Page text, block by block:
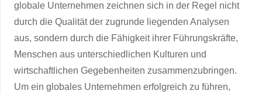
globale Unternehmen zeichnen sich in der Regel nicht
durch die Qualität der zugrunde liegenden Analysen
aus, sondern durch die Fähigkeit ihrer Führungskräfte,
Menschen aus unterschiedlichen Kulturen und
wirtschaftlichen Gegebenheiten zusammenzubringen.
Um ein globales Unternehmen erfolgreich zu führen,